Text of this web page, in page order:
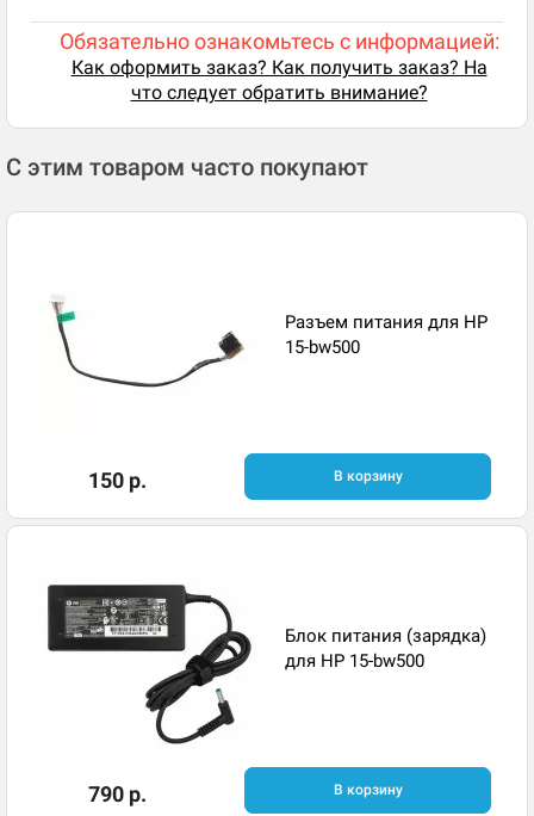
Обязательно ознакомьтесь с информацией:
Как оформить заказ? Как получить заказ? На
что следует обратить внимание?
С этим товаром часто покупают
Разъем питания для HP
15-bw500
150 р. В корзину
Блок питания (зарядка)
для HP 15-bw500
790 р. В корзину